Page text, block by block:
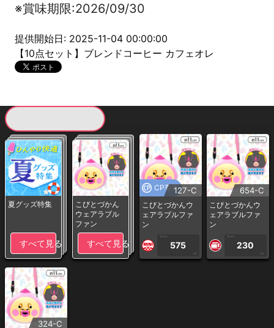
※賞味期限:2026/09/30
提供開始日: 2025-11-04 00:00:00
【10点セット】ブレンドコーヒー カフェオレ
夏グッズ特集
すべて見る
こびとづかん
ウェアラブル
ファン
すべて見る
CP専用127-C
こびとづかんウ
ェアラブルファ
ン
1PLAY
575
CP
654-C
こびとづかんウ
ェアラブルファ
ン
1PLAY
230
CP
324-C